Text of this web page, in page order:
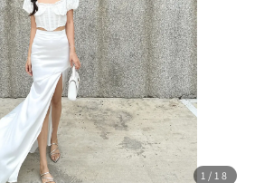
1 /18